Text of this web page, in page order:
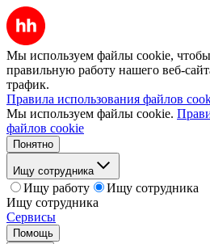
Мы используем файлы cookie, чтобы
правильную работу нашего веб-
трафик.
Правила использования файлов
Мы используем файлы cookie.
файлов cookie
Понятно
Ищу сотрудника
Ищу работу
Ищу сотрудника
Ищу сотрудника
Сервисы
Помощь